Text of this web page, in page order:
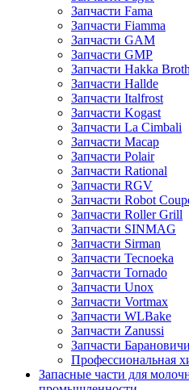
Запчасти Fama
Запчасти Fiamma
Запчасти GAM
Запчасти GMP
Запчасти Hakka
Запчасти Hallde
Запчасти Italfrost
Запчасти Kogast
Запчасти La Cimbali
Запчасти Macap
Запчасти Polair
Запчасти Rational
Запчасти RGV
Запчасти Robot
Запчасти Roller Grill
Запчасти SINMAG
Запчасти Sirman
Запчасти Tecnoeka
Запчасти Tornado
Запчасти Unox
Запчасти Vortmax
Запчасти WLBake
Запчасти Zanussi
Запчасти Барановичи
Профессиональная
Запасные части для